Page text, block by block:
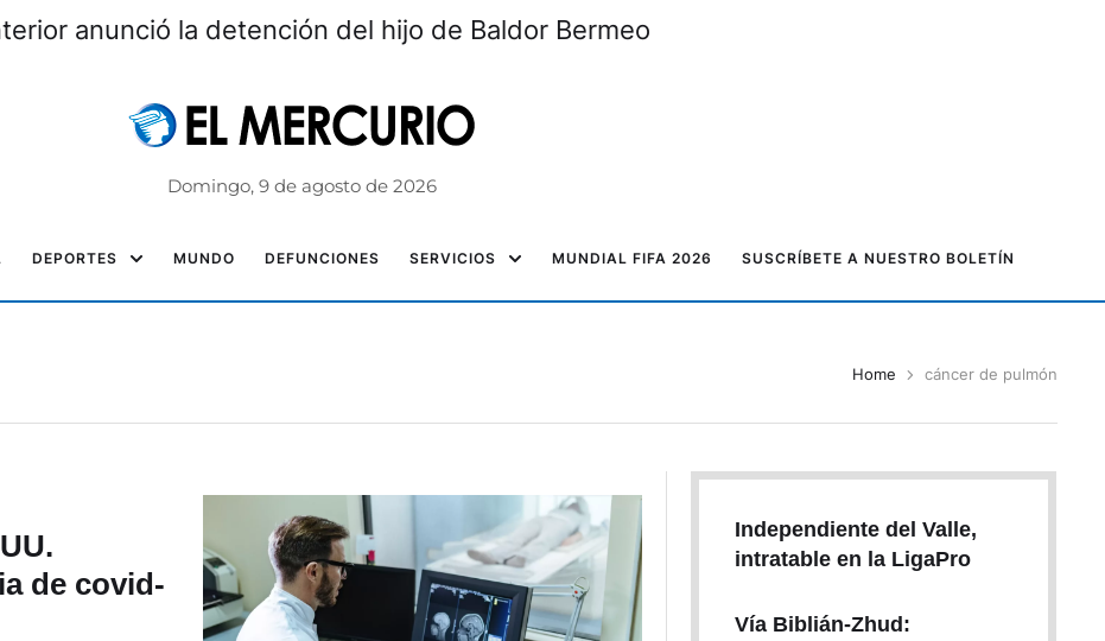
anunció la detención del hijo de Baldor Bermeo
Domingo, 9 de agosto de 2026
DEPORTES MUNDO DEFUNCIONES SERVICIOS MUNDIAL FIFA 2026 SUSCRÍBETE A NUESTRO BOLETÍN
Home cáncer de pulmón
de covid-
Independiente del Valle,
intratable en la LigaPro
Vía Biblián-Zhud: